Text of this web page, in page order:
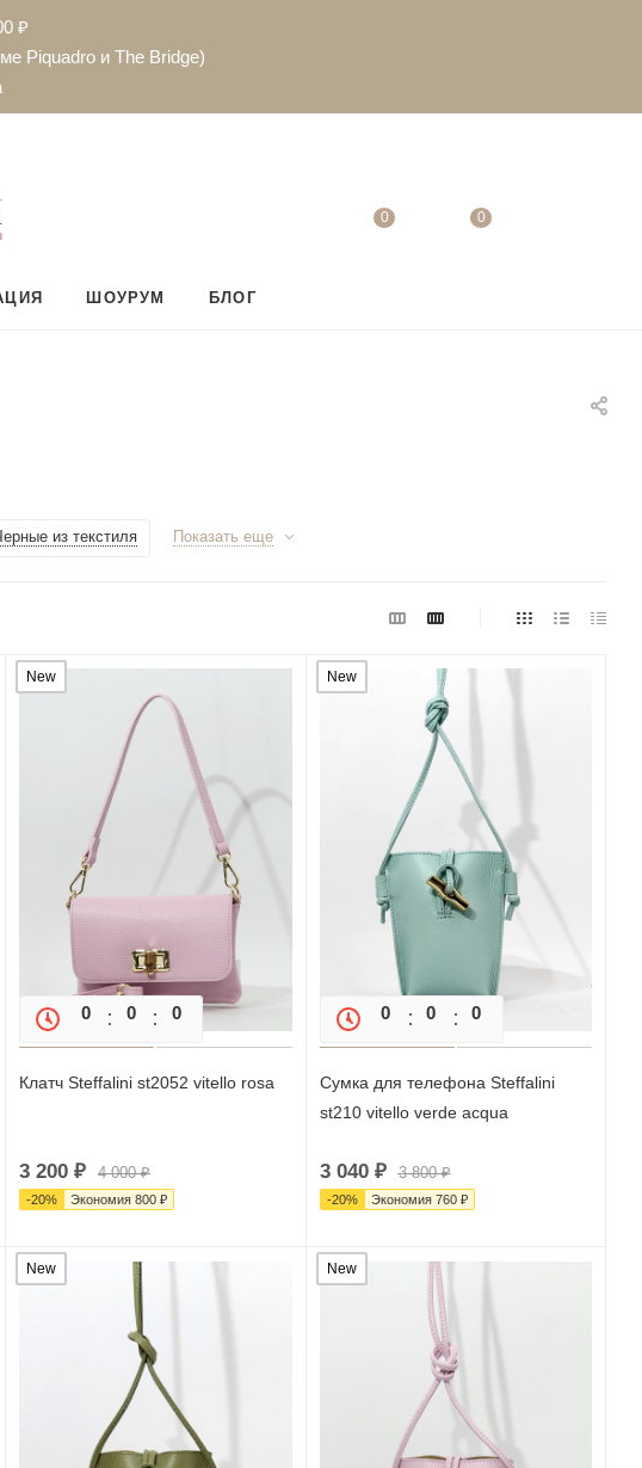
₽
Piquadro и The Bridge)
0 0
ШОУРУМ БЛОГ
из текстиля Показать еще
New
0 0 0 0
Клатч Steffalini st2052 vitello rosa
3 200 ₽ 4 000₽
-20% Экономия 800 ₽
New
0 0 0
Сумка для телефона Steffalini
st210 vitello verde acqua
3 040₽ 3 800₽
-20% Экономия 760₽
New New